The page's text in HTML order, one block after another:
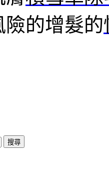
的增髮的